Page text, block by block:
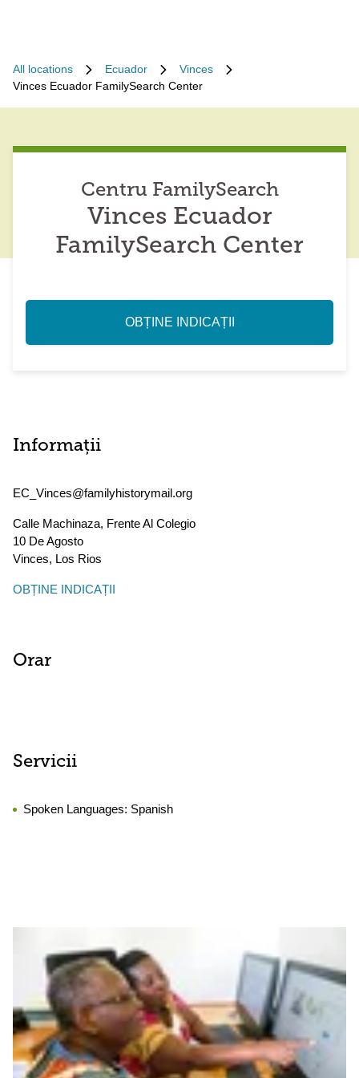
All locations Ecuador
Vinces
Vinces Ecuador FamilySearch Center
Centru FamilySearch
Vinces Ecuador
FamilySearch Center
OBȚINE INDICAȚII
Informații
EC_Vinces@familyhistorymail.org
Calle Machinaza, Frente Al Colegio
10 De Agosto
Vinces, Los Rios
OBȚINE INDICAȚII
Orar
Servicii
Spoken Languages: Spanish